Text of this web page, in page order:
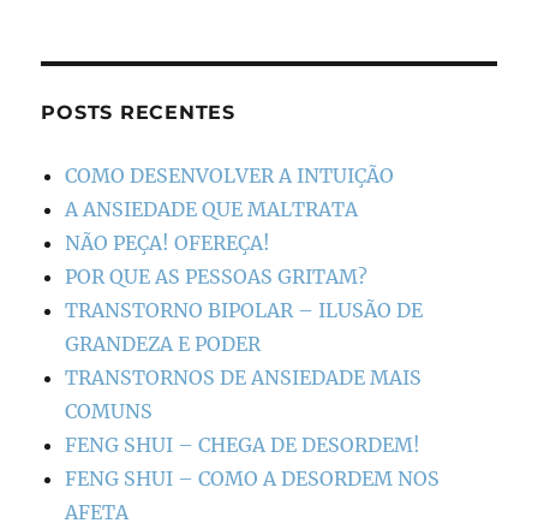
POSTS RECENTES
COMO DESENVOLVER A INTUIÇÃO
A ANSIEDADE QUE MALTRATA
NÃO PEÇA! OFEREÇA!
POR QUE AS PESSOAS GRITAM?
TRANSTORNO BIPOLAR – ILUSÃO DE
GRANDEZA E PODER
TRANSTORNOS DE ANSIEDADE MAIS
COMUNS
FENG SHUI – CHEGA DE DESORDEM!
FENG SHUI – COMO A DESORDEM NOS
AFETA